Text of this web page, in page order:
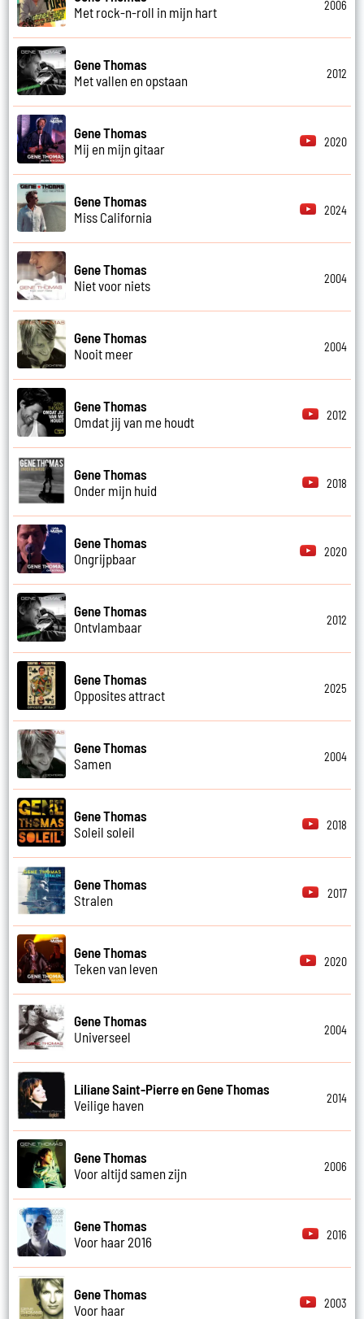
Met rock-n-roll in mijn hart
2006
Gene Thomas
Met vallen en opstaan
2012
Gene Thomas
Mij en mijn gitaar
2020
Gene Thomas
Miss California
2024
Gene Thomas
Niet voor niets
2004
Gene Thomas
Nooit meer
2004
Gene Thomas
Omdat jij van me houdt
2012
Gene Thomas
Onder mijn huid
2018
Gene Thomas
Ongrijpbaar
2020
Gene Thomas
Ontvlambaar
2012
Gene Thomas
Opposites attract
2025
Gene Thomas
Samen
2004
Gene Thomas
Soleil soleil
2018
Gene Thomas
Stralen
2017
Gene Thomas
Teken van leven
2020
Gene Thomas
Universeel
2004
Liliane Saint-Pierre en Gene Thomas
Veilige haven
2014
Gene Thomas
Voor altijd samen zijn
2006
Gene Thomas
Voor haar 2016
2016
Gene Thomas
Voor haar
2003